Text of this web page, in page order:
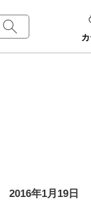
2016年1月19日